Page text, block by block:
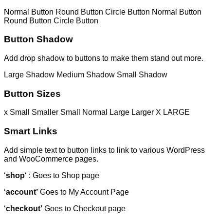
Normal Button Round Button Circle Button Normal Button
Round Button Circle Button
Button Shadow
Add drop shadow to buttons to make them stand out more.
Large Shadow Medium Shadow Small Shadow
Button Sizes
x Small Smaller Small Normal Large Larger X LARGE
Smart Links
Add simple text to button links to link to various WordPress
and WooCommerce pages.
‘shop‘ : Goes to Shop page
‘account’ Goes to My Account Page
‘checkout’ Goes to Checkout page